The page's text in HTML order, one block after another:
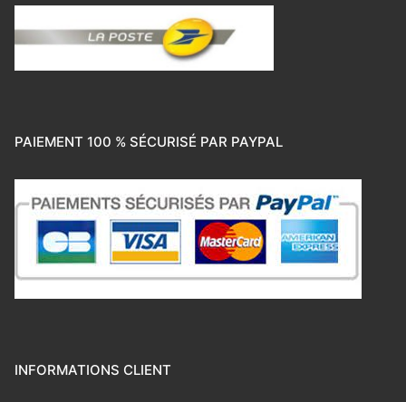
PAIEMENT 100 % SÉCURISÉ PAR PAYPAL
INFORMATIONS CLIENT